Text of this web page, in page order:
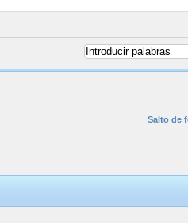
Salto de